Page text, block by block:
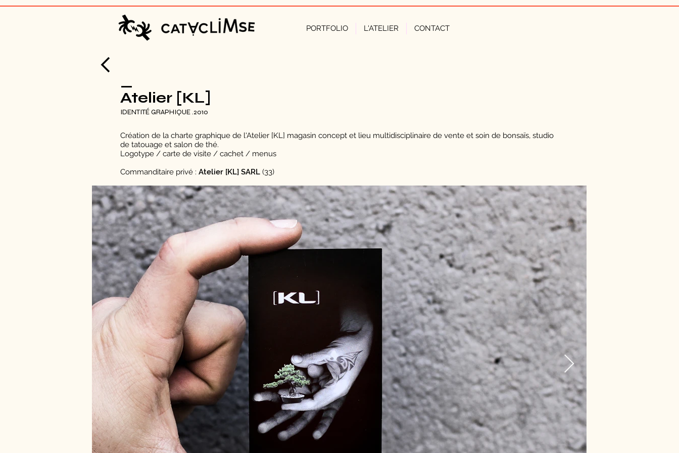
PORTFOLIO L'ATELIER CONTACT
Atelier [KL]
IDENTITÉ GRAPHIQUE.2010
Création de la charte graphique de l'Atelier [KL] magasin concept et lieu multidisciplinaire de vente et soin de bonsaïs, studio
de tatouage et salon de thé.
Logotype / carte de visite / cachet / menus
Commanditaire privé : Atelier [KL] SARL (33)